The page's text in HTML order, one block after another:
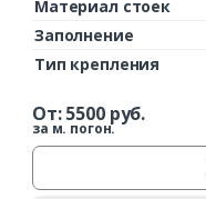
Материал стоек
Заполнение
Тип крепления
От:5500руб.
за м. погон.